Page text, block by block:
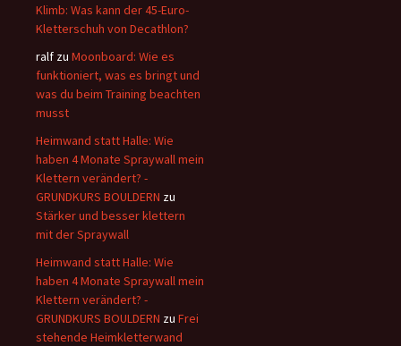
Klimb: Was kann der 45-Euro-
Kletterschuh von Decathlon?
ralf zu Moonboard: Wie es
funktioniert, was es bringt und
was du beim Training beachten
musst
Heimwand statt Halle: Wie
haben 4 Monate Spraywall mein
Klettern verändert? -
GRUNDKURS BOULDERN zu
Stärker und besser klettern
mit der Spraywall
Heimwand statt Halle: Wie
haben 4 Monate Spraywall mein
Klettern verändert? -
GRUNDKURS BOULDERN zu Frei
stehende Heimkletterwand